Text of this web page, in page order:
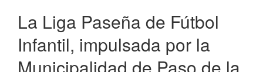
La Liga Paseña de Fútbol
Infantil, impulsada por la